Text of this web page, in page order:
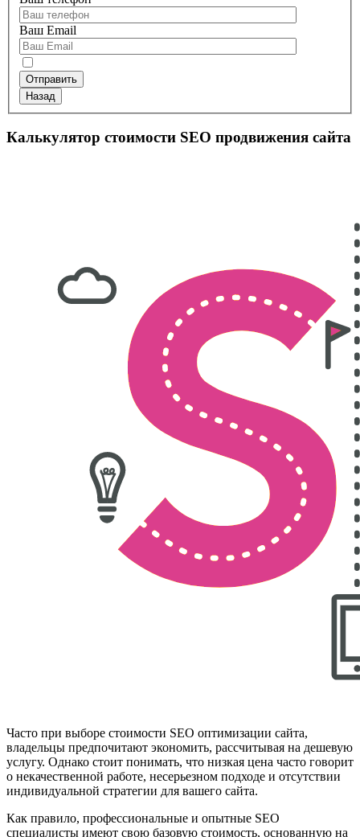
Ваш Email
Назад
Калькулятор стоимости SEO продвижения сайта
Часто при выборе стоимости SEO оптимизации сайта,
владельцы предпочитают экономить, рассчитывая на дешевую
услугу. Однако стоит понимать, что низкая цена часто говорит
о некачественной работе, несерьезном подходе и отсутствии
индивидуальной стратегии для вашего сайта.
Как правило, профессиональные и опытные SEO
специалисты имеют свою базовую стоимость, основанную на